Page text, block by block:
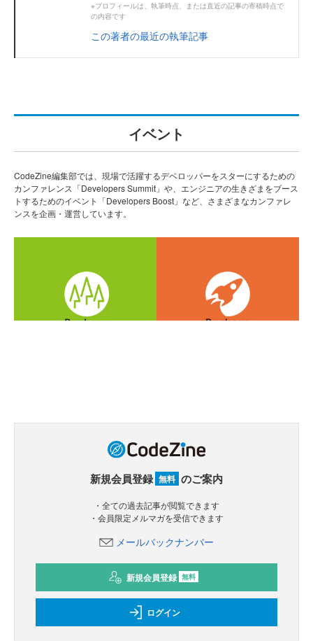
※プロフィールは、執筆時点、または直近の記事の寄稿時点で
の内容です
この著者の最近の執筆記事
イベント
CodeZine編集部では、現場で活躍するデベロッパーをスターにするための
カンファレンス「Developers Summit」や、エンジニアの生きざまをブース
トするためのイベント「Developers Boost」など、さまざまなカンファレ
ンスを企画・運営しています。
新規会員登録 無料 のご案内
・全ての過去記事が閲覧できます
・会員限定メルマガを受信できます
メールバックナンバー
新規会員登録 無料
ログイン